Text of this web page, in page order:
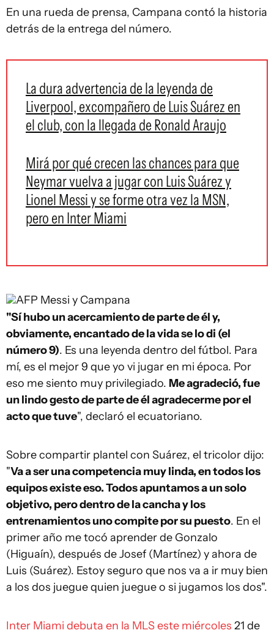
En una rueda de prensa, Campana contó la historia
detrás de la entrega del número.
La dura advertencia de la leyenda de
Liverpool, excompañero de Luis Suárez en
el club, con la llegada de Ronald Araujo
Mirá por qué crecen las chances para que
Neymar vuelva a jugar con Luis Suárez y
Lionel Messi y se forme otra vez la MSN,
pero en Inter Miami
AFP Messi y Campana
"Sí hubo un acercamiento de parte de él y,
obviamente, encantado de la vida se lo di (el
número 9). Es una leyenda dentro del fútbol. Para
mí, es el mejor 9 que yo vi jugar en mi época. Por
eso me siento muy privilegiado. Me agradeció, fue
un lindo gesto de parte de él agradecerme por el
acto que tuve", declaró el ecuatoriano.
Sobre compartir plantel con Suárez, el tricolor dijo:
"Va a ser una competencia muy linda, en todos los
equipos existe eso. Todos apuntamos a un solo
objetivo, pero dentro de la cancha y los
entrenamientos uno compite por su puesto. En el
primer año me tocó aprender de Gonzalo
(Higuaín), después de Josef (Martínez) y ahora de
Luis (Suárez). Estoy seguro que nos va a ir muy bien
a los dos juegue quien juegue o si jugamos los dos".
Inter Miami debuta en la MLS este miércoles 21 de